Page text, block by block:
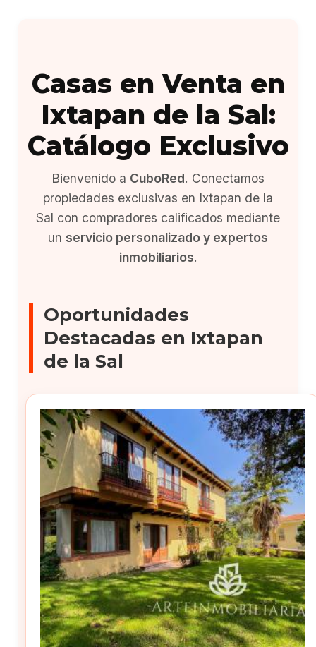
Casas en Venta en
Ixtapan de la Sal:
Catálogo Exclusivo
Bienvenido a CuboRed. Conectamos
propiedades exclusivas en Ixtapan de la
Sal con compradores calificados mediante
un servicio personalizado y expertos
inmobiliarios.
Oportunidades
Destacadas en Ixtapan
de la Sal